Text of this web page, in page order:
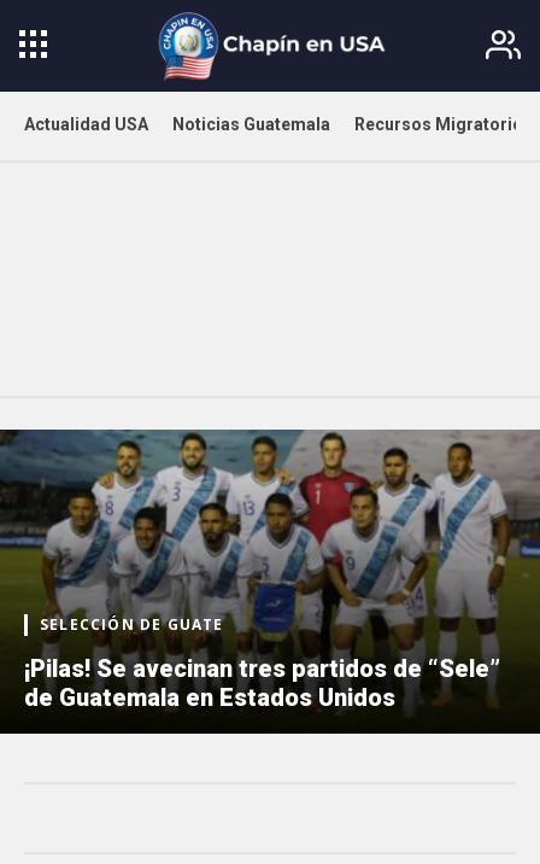
Actualidad USA Noticias Guatemala Recursos Migratorios
SELECCIÓN DE GUATE
¡Pilas! Se avecinan tres partidos de “Sele”
de Guatemala en Estados Unidos